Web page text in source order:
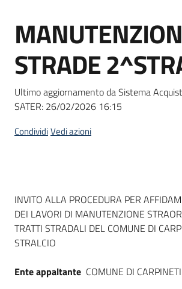
Bandi
strumenti
acquisto
telematiche
Salta al contenuto
STRADE
Ultimo aggiornamento da Sistema
SATER: 26/02/2026 16:15
CondividiVedi azioni
Dati del bando
INVITO ALLA PROCEDURA PER
DEI LAVORI DI MANUTENZIONE
TRATTI STRADALI DEL COMUNE DI
STRALCIO
Ente appaltante COMUNE DI CARPINETI